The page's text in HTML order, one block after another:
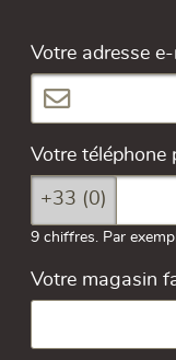
Votre adresse e-
Votre téléphone
+33 (0)
9 chiffres. Par
Votre magasin